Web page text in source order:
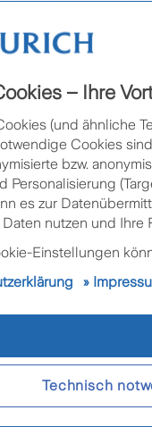
Was ist eine
eine
& Hobby
In Österreich
jede
einen Unfall
private
bietet
– Ihre
(und ähnliche
Cookies
bzw.
Personalisierung
es zur
nutzen und
Einstellungen
Technisch